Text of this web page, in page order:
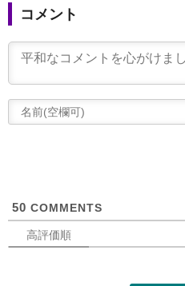
コメント
50 COMMENTS
高評価順